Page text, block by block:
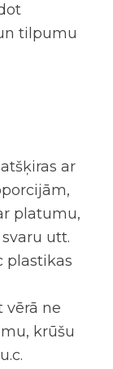
tilpumu
ar
platumu,
utt.
plastikas
vērā ne
krūšu